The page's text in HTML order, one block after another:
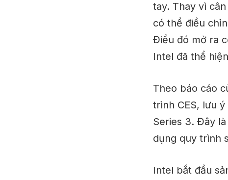
tay. Thay vì
có thể điều
Điều đó mở ra
Intel đã thể
Theo báo cáo
trình CES, lưu
Series 3. Đây
dụng quy trình
Intel bắt đầu